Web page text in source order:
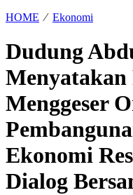
HOME ⁄ Ekonomi
Dudung
Menggeser
Ekonomi
Dialog